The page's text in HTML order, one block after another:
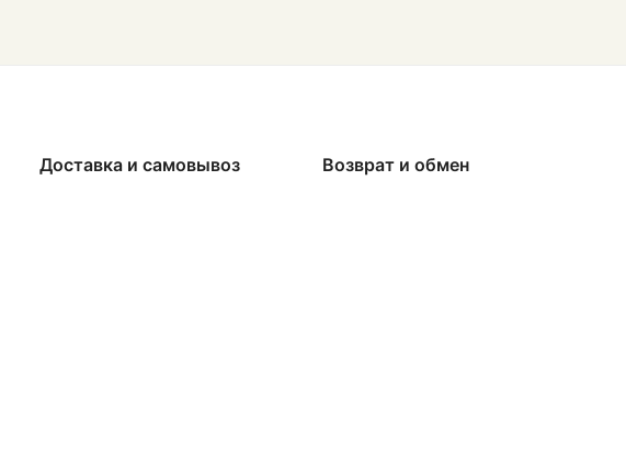
Доставка и самовывоз Возврат и обмен